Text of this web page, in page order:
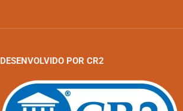
DESENVOLVIDO POR CR2